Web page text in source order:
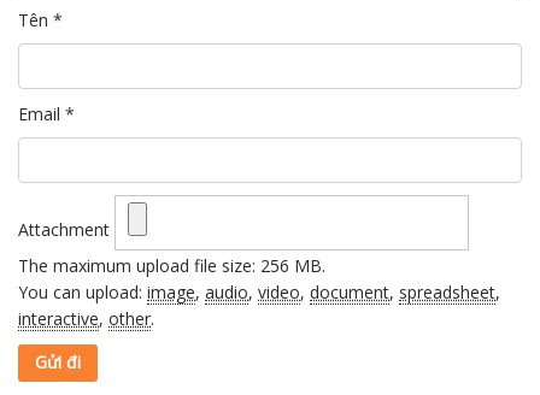
Tên *
Email *
Attachment
The maximum upload file size: 256 MB.
You can upload: image, audio, video, document, spreadsheet,
interactive, other.